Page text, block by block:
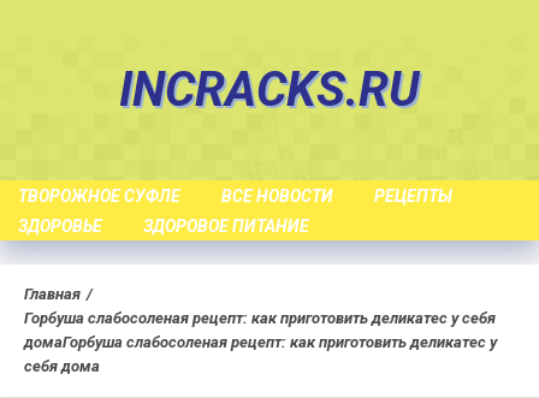
INCRACKS.RU
ТВОРОЖНОЕ СУФЛЕ ВСЕ НОВОСТИ
РЕЦЕПТЫ
ЗДОРОВЬЕ
ЗДОРОВОЕ ПИТАНИЕ
Главная
Горбуша слабосоленая рецепт: как приготовить деликатес у себя
домаГорбуша слабосоленая рецепт: как приготовить деликатес у
себя дома